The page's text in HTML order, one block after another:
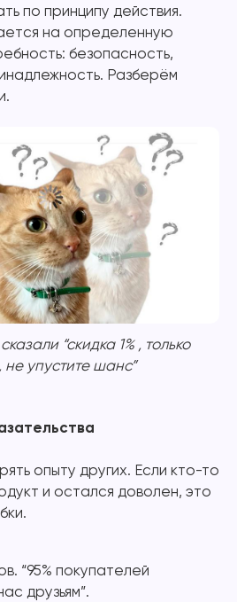
по принципу действия.
на определенную
безопасность,
Разберём
“скидка 1% , только
не упустите шанс”
опыту других. Если кто-то
и остался доволен, это
“95% покупателей
друзьям”.